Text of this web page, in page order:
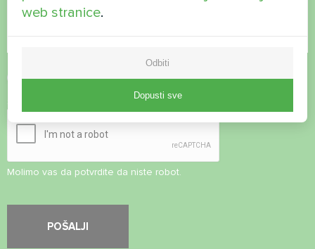
PrihvatiPravila o privatnosti
Molimo vas da potvrdite da niste robot.
web stranice.
Odbiti
Dopusti sve